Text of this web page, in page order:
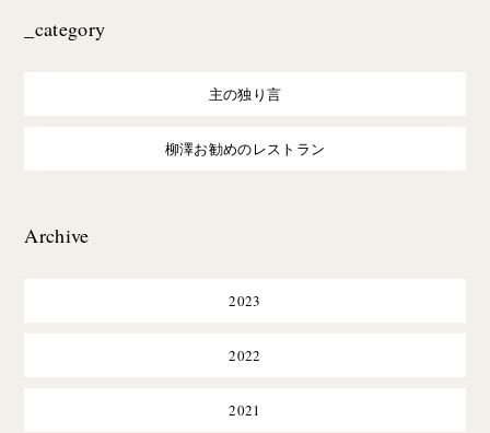
_category
主の独り言
柳澤お勧めのレストラン
Archive
2023
2022
2021